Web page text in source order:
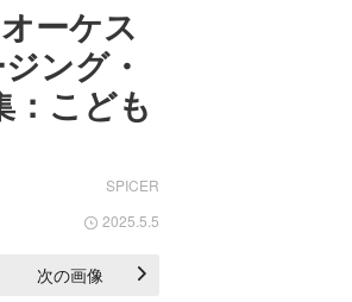
ーケス
ング・
：こども
SPICER
2025.5.5
次の画像